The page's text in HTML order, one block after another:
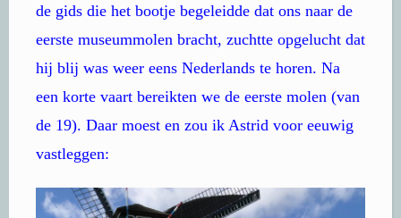
de gids die het bootje begeleidde dat ons naar de
eerste museummolen bracht, zuchtte opgelucht dat
hij blij was weer eens Nederlands te horen. Na
een korte vaart bereikten we de eerste molen (van
de 19). Daar moest en zou ik Astrid voor eeuwig
vastleggen: